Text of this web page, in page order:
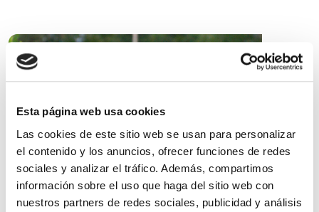
Esta página web usa cookies
Las cookies de este sitio web se usan para personalizar
el contenido y los anuncios, ofrecer funciones de redes
sociales y analizar el tráfico. Además, compartimos
información sobre el uso que haga del sitio web con
nuestros partners de redes sociales, publicidad y análisis